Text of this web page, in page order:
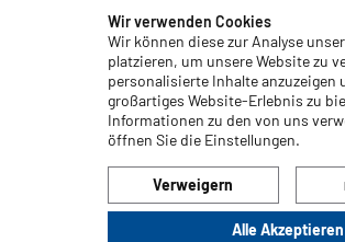
AGB
Datenschutz
Haftungsauschluss
Impressum
Code of Conduct
Wir verwenden Cookies
Wir können diese zur Analyse
platzieren, um unsere Website zu
personalisierte Inhalte anzuzeigen
großartiges Website-Erlebnis zu
Informationen zu den von uns
öffnen Sie die Einstellungen.
Verweigern
Alle Akzeptieren